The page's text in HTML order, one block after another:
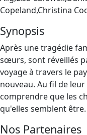
Copeland,Christina
Synopsis
Après une tragédie
sœurs, sont réveillés
voyage à travers le
nouveau. Au fil de
comprendre que les
qu'elles semblent être.
Nos Partenaires